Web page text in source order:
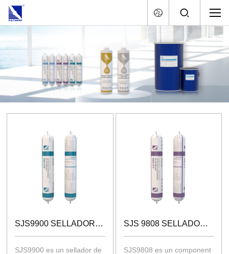
SJS9900 SELLADOR DE SILICONA ESTRUCTURAL DE ALTO RENDIMIENTO
SJS9900 es un sellador de
SJS 9808 SELLADOR DE SILICONA RESISTENTE A LA INTEMPERIE DE ALTO RENDIMIENTO
SJS9808 es un component